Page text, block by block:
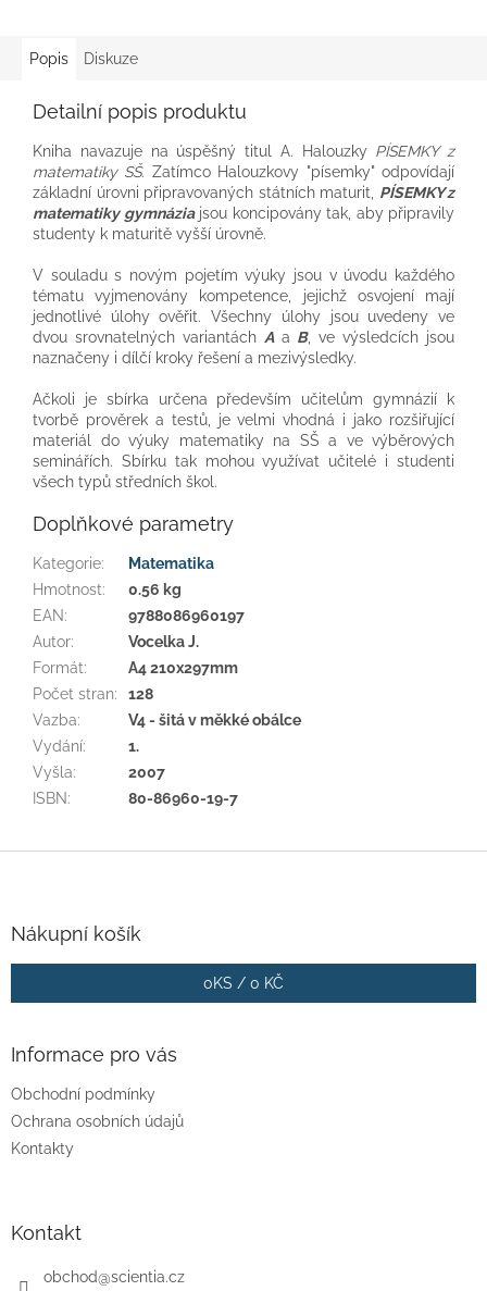
Popis Diskuze
Detailní popis produktu
Kniha navazuje na úspěšný titul A. Halouzky PÍSEMKY z
matematiky SŠ. Zatímco Halouzkovy "písemky" odpovídají
základní úrovni připravovaných státních maturit, PÍSEMKY z
matematiky gymnáziajsou koncipovány tak, aby připravily
studenty k maturitě vyšší úrovně.
V souladu s novým pojetím výuky jsou v úvodu každého
tématu vyjmenovány kompetence, jejichž osvojení mají
jednotlivé úlohy ověřit. Všechny úlohy jsou uvedeny ve
dvou srovnatelných variantách Aa B, ve výsledcích jsou
naznačeny i dílčí kroky řešení a mezivýsledky.
Ačkoli je sbírka určena především učitelům gymnázií k
tvorbě prověrek a testů, je velmi vhodná i jako rozšiřující
materiál do výuky matematiky na SŠ a ve výběrových
seminářích. Sbírku tak mohou využívat učitelé i studenti
všech typů středních škol.
Doplňkové parametry
Kategorie:
Matematika
Hmotnost:
0.56 kg
EAN:
9788086960197
Autor:
Vocelka J.
Formát:
A4 210x297mm
Počet stran:
128
Vazba:
V4 - šitá v měkké obálce
Vydání:
1.
Vyšla:
2007
ISBN: 80-86960-19-7
Nákupní košík
0KS / 0 KČ
Informace pro vás
Obchodní podmínky
Ochrana osobních údajů
Kontakty
Kontakt
obchod@scientia.cz